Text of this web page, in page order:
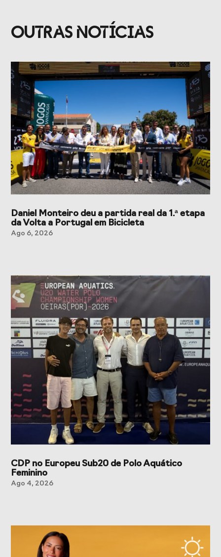
OUTRAS NOTÍCIAS
Daniel Monteiro deu a partida real da 1.ª etapa
da Volta a Portugal em Bicicleta
Ago 6, 2026
CDP no Europeu Sub20 de Polo Aquático
Feminino
Ago 4, 2026